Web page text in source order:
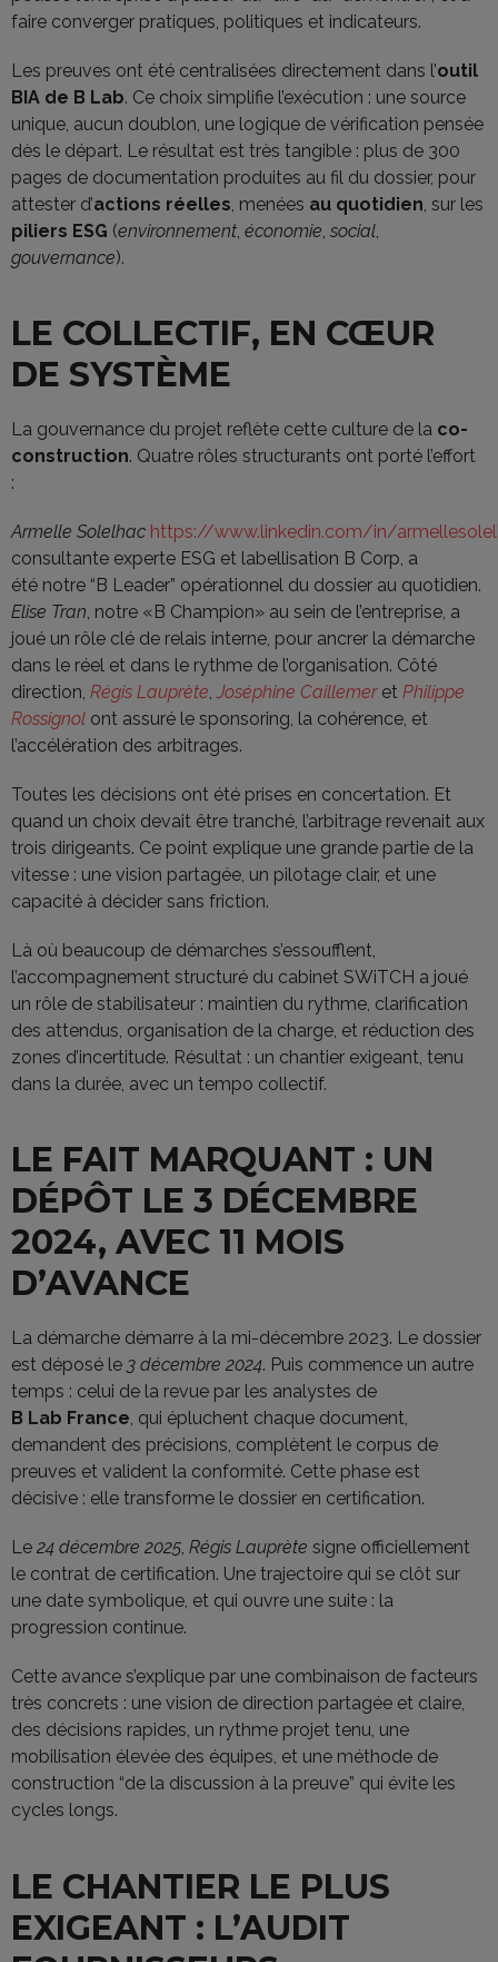
faire converger pratiques, politiques et indicateurs.
Les preuves ont été centralisées directement dans l’outil
BIA de B Lab. Ce choix simplifie l’exécution : une source
unique, aucun doublon, une logique de vérification pensée
dès le départ. Le résultat est très tangible : plus de 300
pages de documentation produites au fil du dossier, pour
attester d’actions réelles , menées au quotidien , sur les
piliers ESG (environnement économie social
gouvernance).
LE COLLECTIF, EN CŒUR
DE SYSTÈME
La gouvernance du projet reflète cette culture de la co-
construction. Quatre rôles structurants ont porté l’effort
:
Armelle Solelhac https://www.linkedin.com/in/
consultante experte ESG et labellisation B Corp, a
été notre “B Leader” opérationnel du dossier au quotidien.
Elise Tran, notre «B Champion» au sein de l’entreprise, a
joué un rôle clé de relais interne, pour ancrer la démarche
dans le réel et dans le rythme de l’organisation. Côté
direction, Régis Lauprète, Joséphine Caillemeret Philippe
Rossignol ont assuré le sponsoring, la cohérence, et
l’accélération des arbitrages.
Toutes les décisions ont été prises en concertation. Et
quand un choix devait être tranché, l’arbitrage revenait aux
trois dirigeants. Ce point explique une grande partie de la
vitesse : une vision partagée, un pilotage clair, et une
capacité à décider sans friction.
Là où beaucoup de démarches s’essoufflent,
l’accompagnement structuré du cabinet SWiTCH a joué
un rôle de stabilisateur : maintien du rythme, clarification
des attendus, organisation de la charge, et réduction des
zones d’incertitude. Résultat : un chantier exigeant, tenu
dans la durée, avec un tempo collectif.
LE FAIT MARQUANT : UN
DÉPÔT LE 3 DÉCEMBRE
2024, AVEC 11 MOIS
D’AVANCE
La démarche démarre à la mi-décembre 2023. Le dossier
est déposé le 3 décembre 2024. Puis commence un autre
temps : celui de la revue par les analystes de
B Lab France, qui épluchent chaque document,
demandent des précisions, complètent le corpus de
preuves et valident la conformité. Cette phase est
décisive : elle transforme le dossier en certification.
Le 24 décembre 2025, Régis Lauprète signe officiellement
le contrat de certification. Une trajectoire qui se clôt sur
une date symbolique, et qui ouvre une suite : la
progression continue.
Cette avance s’explique par une combinaison de facteurs
très concrets : une vision de direction partagée et claire,
des décisions rapides, un rythme projet tenu, une
mobilisation élevée des équipes, et une méthode de
construction “de la discussion à la preuve” qui évite les
cycles longs.
LE CHANTIER LE PLUS
EXIGEANT : L’AUDIT